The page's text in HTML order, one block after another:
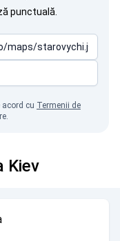
punctuală.
acord cu Termenii de
Kiev